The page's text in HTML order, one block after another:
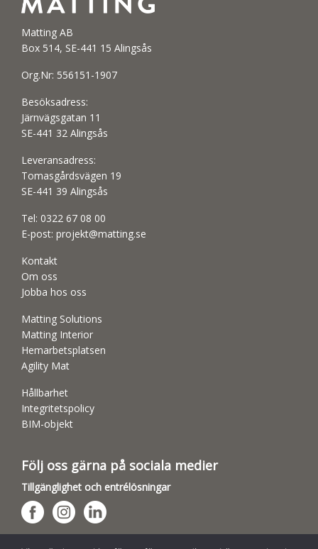
Matting AB
Box 514, SE-441 15 Alingsås
Org.Nr: 556151-1907
Besöksadress:
Järnvägsgatan 11
SE-441 32 Alingsås
Leveransadress:
Tomasgårdsvägen 19
SE-441 39 Alingsås
Tel: 0322 67 08 00
E-post: projekt@matting.se
Kontakt
Om oss
Jobba hos oss
Matting Solutions
Matting Interior
Hemarbetsplatsen
Agility Mat
Hållbarhet
Integritetspolicy
BIM-objekt
Följ oss gärna på sociala medier
Tillgänglighet och entrélösningar